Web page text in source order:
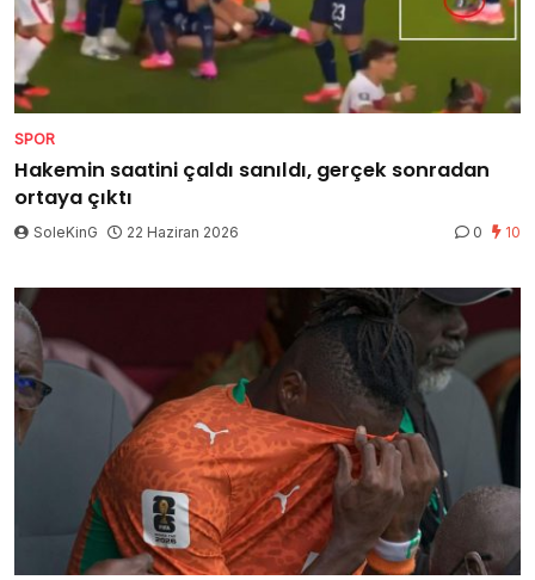
SPOR
Hakemin saatini çaldı sanıldı, gerçek sonradan
ortaya çıktı
SoleKinG 22 Haziran 2026 0 10